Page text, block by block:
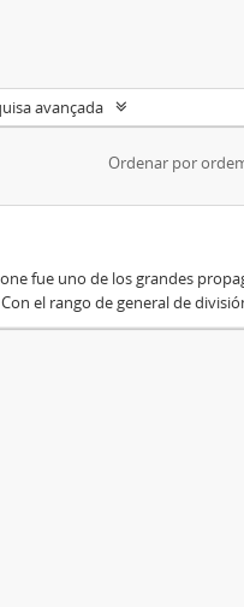
avançada
Ordenar por
fue uno de los grandes
el rango de general de